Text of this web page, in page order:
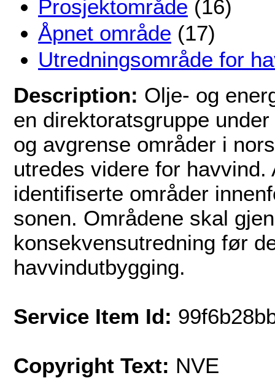
Prosjektområde (16)
Åpnet område (17)
Utredningsområde for
Description: Olje- og
en direktoratsgruppe
og avgrense områder i
utredes videre for
identifiserte områder
sonen. Områdene skal
konsekvensutredning før
havvindutbygging.
Service Item Id:
Copyright Text: NVE